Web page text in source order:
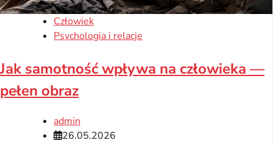
Człowiek
Psychologia i relacje
Jak samotność wpływa na człowieka —
pełen obraz
admin
26.05.2026